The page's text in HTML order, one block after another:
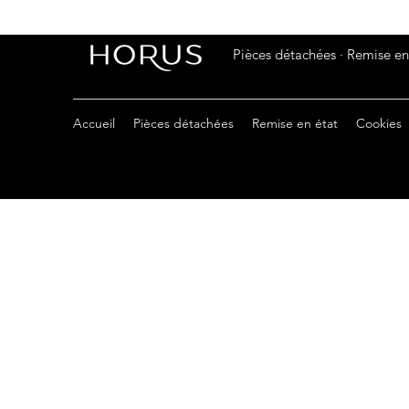
Pièces détachées · Remise
Accueil Pièces détachées Remise en état Cookies